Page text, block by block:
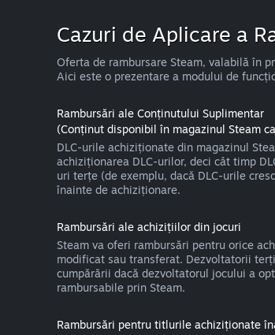
Cazuri de Aplicare a
Oferta de rambursare Steam, valabilă în
Aici este o prezentare a modului de
Rambursări ale Conținutului Suplimentar
(Conținut disponibil în magazinul Steam
DLC-urile achiziționate din magazinul
achiziționarea DLC-urilor, deci cât timp
uri terțe (de exemplu, dacă DLC-urile
înainte de achiziționare.
Rambursări ale achizițiilor din jocuri
Steam va oferi rambursări pentru orice
modificat sau transferat. Dezvoltatorii
cumpărării dacă dezvoltatorul jocului a
rambursabile prin Steam.
Rambursări pentru titlurile achiziționate